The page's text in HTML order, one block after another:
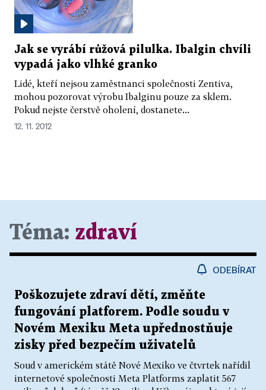
Jak se vyrábí růžová pilulka. Ibalgin chvíli
vypadá jako vlhké granko
Lidé, kteří nejsou zaměstnanci společnosti Zentiva,
mohou pozorovat výrobu Ibalginu pouze za sklem.
Pokud nejste čerstvě oholení, dostanete...
12. 11. 2012
Téma: zdraví
ODEBÍRAT
Poškozujete zdraví dětí, změňte
fungování platforem. Podle soudu v
Novém Mexiku Meta upřednostňuje
zisky před bezpečím uživatelů
Soud v americkém státě Nové Mexiko ve čtvrtek nařídil
internetové společnosti Meta Platforms zaplatit 567